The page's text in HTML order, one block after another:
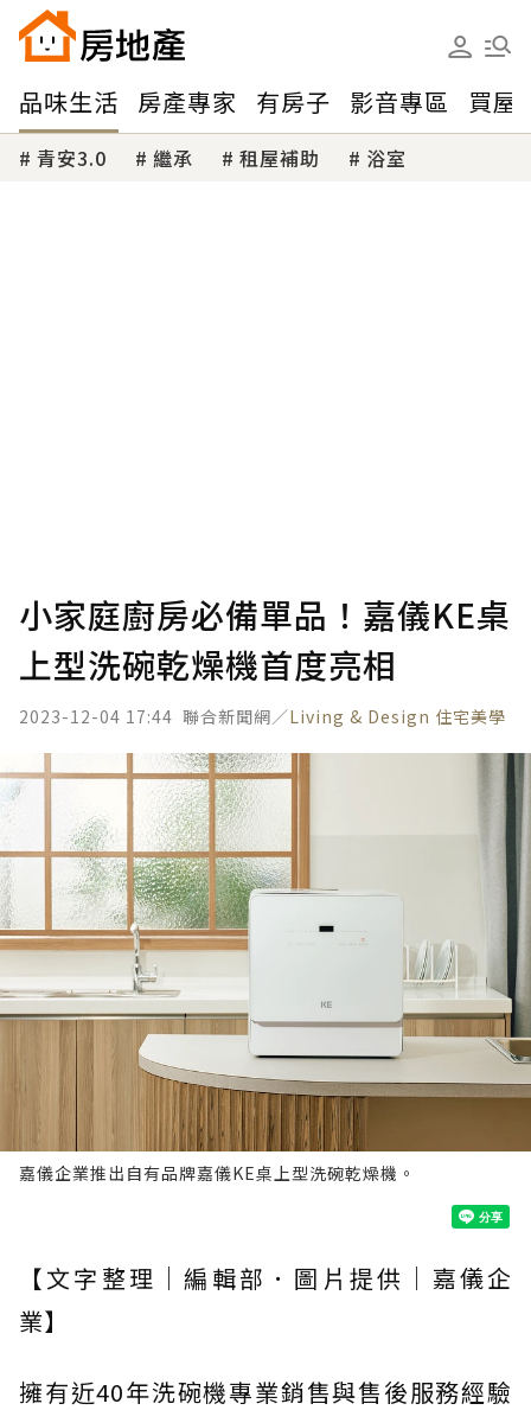
品味生活 房產專家 有房子 影音專區 買屋
青安3.0 繼承 租屋補助 浴室
小家庭廚房必備單品！嘉儀KE桌
上型洗碗乾燥機首度亮相
2023-12-04 17:44 聯合新聞網／Living & Design 住宅美學
嘉儀企業推出自有品牌嘉儀KE桌上型洗碗乾燥機。
【文字整理｜編輯部．圖片提供｜嘉儀企
業】
擁有近40年洗碗機專業銷售與售後服務經驗